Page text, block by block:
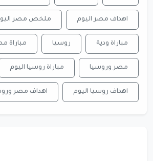
اهداف مصر اليوم ملخص مصر
مباراة ودية روسيا مباراة
مصر وروسيا مباراة روسيا اليوم
اهداف روسيا اليوم اهداف مصر